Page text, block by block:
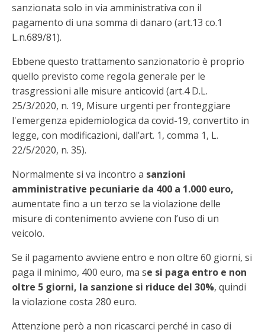
sanzionata solo in via amministrativa con il
pagamento di una somma di danaro (art.13 co.1
L.n.689/81).
Ebbene questo trattamento sanzionatorio è proprio
quello previsto come regola generale per le
trasgressioni alle misure anticovid (art.4 D.L.
25/3/2020, n. 19, Misure urgenti per fronteggiare
l'emergenza epidemiologica da covid-19, convertito in
legge, con modificazioni, dall’art. 1, comma 1, L.
22/5/2020, n. 35).
Normalmente si va incontro a sanzioni
amministrative pecuniarie da 400 a 1.000 euro,
aumentate fino a un terzo se la violazione delle
misure di contenimento avviene con l’uso di un
veicolo.
Se il pagamento avviene entro e non oltre 60 giorni, si
paga il minimo, 400 euro, ma se si paga entro e non
oltre 5 giorni, la sanzione si riduce del 30%, quindi
la violazione costa 280 euro.
Attenzione però a non ricascarci perché in caso di